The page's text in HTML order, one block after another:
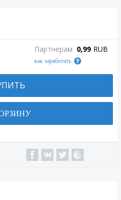
Партнерам 0,99 RUB
как заработать